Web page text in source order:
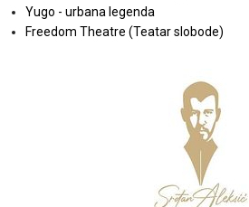
Yugo - urbana legenda
Freedom Theatre (Teatar slobode)